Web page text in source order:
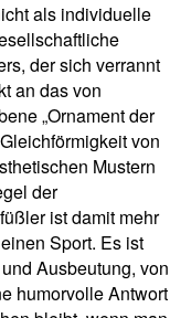
als individuelle
der sich verrannt
an das von
„Ornament der
von
Mustern
der
ist damit mehr
Sport. Es ist
Ausbeutung, von
humorvolle Antwort